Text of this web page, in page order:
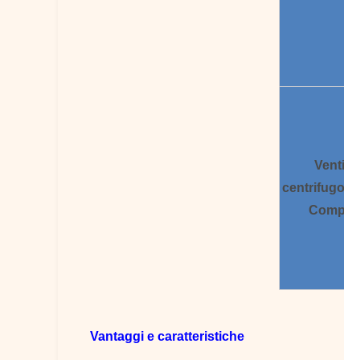
centrifugo
Vantaggi e caratteristiche